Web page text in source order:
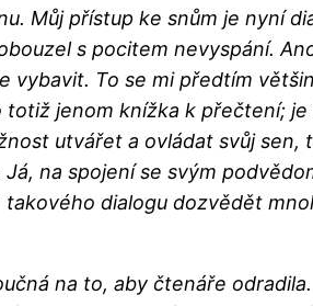
Můj přístup ke snům je nyní
s pocitem nevyspání.
vybavit. To se mi předtím
jenom knížka k přečtení;
utvářet a ovládat svůj sen,
na spojení se svým
dialogu dozvědět
na to, aby čtenáře